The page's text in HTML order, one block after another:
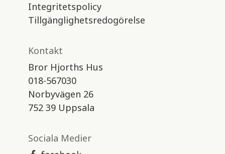
Integritetspolicy
Tillgänglighetsredogörelse
Kontakt
Bror Hjorths Hus
018-567030
Norbyvägen 26
752 39 Uppsala
Sociala Medier